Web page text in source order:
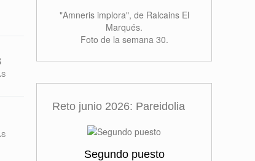
"Amneris implora", de Ralcains El
Marqués.
Foto de la semana 30.
Reto junio 2026: Pareidolia
Segundo puesto